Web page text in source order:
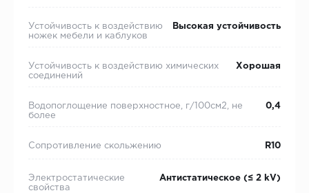
Устойчивость к воздействию
ножек мебели и каблуков
Высокая устойчивость
Устойчивость к воздействию химических
соединений
Хорошая
Водопоглощение поверхностное, г/100см2, не
более
0,4
Сопротивление скольжению R10
Электростатические
свойства
Антистатическое (≤ 2 kV)